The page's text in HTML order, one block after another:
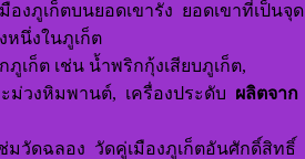
องภูเก็ตบนยอดเขารัง ยอดเขาที่เป็นจุด
หนึ่งในภูเก็ต
ภูเก็ต เช่น น้ำพริกกุ้งเสียบภูเก็ต,
ม่วงหิมพานต์, เครื่องประดับ ผลิตจาก
มวัดฉลอง วัดคู่เมืองภูเก็ตอันศักดิ์สิทธิ์